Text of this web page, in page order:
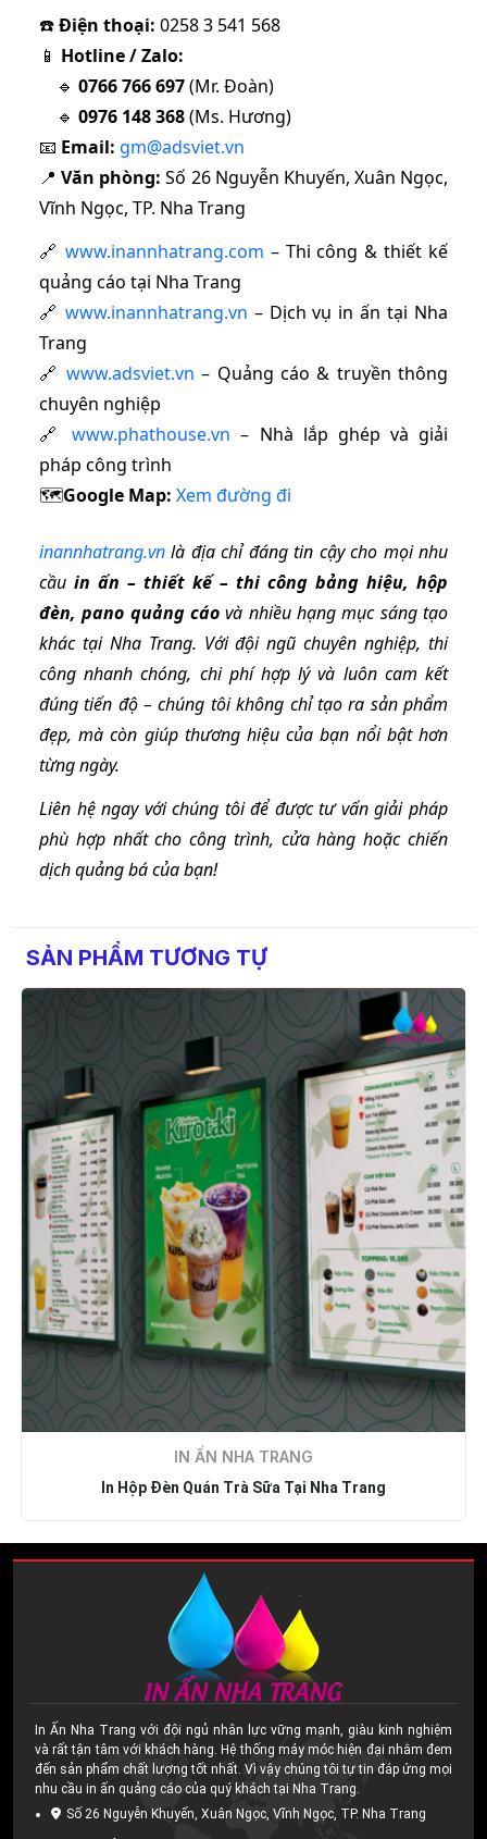
☎️Điện thoại: 0258 3 541 568
📱 Hotline / Zalo:
🔹 0766 766 697(Mr. Đoàn)
🔹 0976 148 368(Ms. Hương)
📧 Email: gm@adsviet.vn
📍Văn phòng: Số 26 Nguyễn Khuyến, Xuân Ngọc,
Vĩnh Ngọc, TP. Nha Trang
🔗 www.inannhatrang.com – Thi công & thiết kế
quảng cáo tại Nha Trang
🔗 www.inannhatrang.vn – Dịch vụ in ấn tại Nha
Trang
🔗 www.adsviet.vn – Quảng cáo & truyền thông
chuyên nghiệp
🔗www.phathouse.vn – Nhà lắp ghép và giải
pháp công trình
🗺️Google Map: Xem đường đi
inannhatrang.vn là địa chỉ đáng tin cậy cho mọi nhu
cầu in ấn – thiết kế – thi công bảng hiệu, hộp
đèn, pano quảng cáo và nhiều hạng mục sáng tạo
khác tại Nha Trang. Với đội ngũ chuyên nghiệp, thi
công nhanh chóng, chi phí hợp lý và luôn cam kết
đúng tiến độ – chúng tôi không chỉ tạo ra sản phẩm
đẹp, mà còn giúp thương hiệu của bạn nổi bật hơn
từng ngày.
Liên hệ ngay với chúng tôi để được tư vấn giải pháp
phù hợp nhất cho công trình, cửa hàng hoặc chiến
dịch quảng bá của bạn!
SẢN PHẨM TƯƠNG TỰ
IN ẤN NHA TRANG
In Hộp Đèn Quán Trà Sữa Tại Nha Trang
In Ấn Nha Trang với đội ngủ nhân lực vững mạnh, giàu kinh nghiệm
và rất tận tâm với khách hàng. Hệ thống máy móc hiện đại nhằm đem
đến sản phẩm chất lượng tốt nhất. Vì vậy chúng tôi tự tin đáp ứng mọi
nhu cầu in ấn quảng cáo của quý khách tại Nha Trang.
Số 26 Nguyễn Khuyến, Xuân Ngọc, Vĩnh Ngọc, TP. Nha Trang